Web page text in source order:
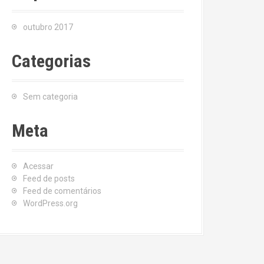
outubro 2017
Categorias
Sem categoria
Meta
Acessar
Feed de posts
Feed de comentários
WordPress.org